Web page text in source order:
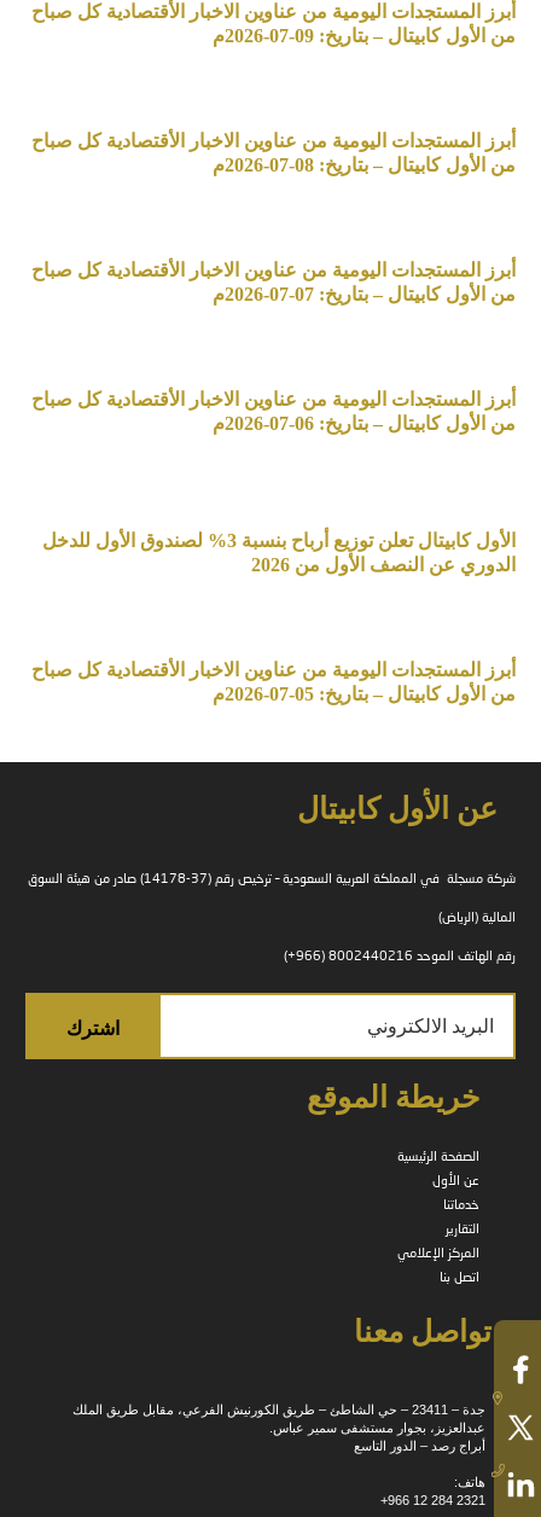
أبرز المستجدات اليومية من عناوين الاخبار الأقتصادية كل صباح
من الأول كابيتال – بتاريخ: 09-07-2026م
أبرز المستجدات اليومية من عناوين الاخبار الأقتصادية كل صباح
من الأول كابيتال – بتاريخ: 08-07-2026م
أبرز المستجدات اليومية من عناوين الاخبار الأقتصادية كل صباح
من الأول كابيتال – بتاريخ: 07-07-2026م
أبرز المستجدات اليومية من عناوين الاخبار الأقتصادية كل صباح
من الأول كابيتال – بتاريخ: 06-07-2026م
الأول كابيتال تعلن توزيع أرباح بنسبة 3% لصندوق الأول للدخل
الدوري عن النصف الأول من 2026
أبرز المستجدات اليومية من عناوين الاخبار الأقتصادية كل صباح
من الأول كابيتال – بتاريخ: 05-07-2026م
عن الأول كابيتال
شركة مسجلة في المملكة العربية السعودية – ترخيص رقم (37-14178) صادر من هيئة السوق
المالية (الرياض)
رقم الهاتف الموحد 8002440216 (966+)
خريطة الموقع
الصفحة الرئيسية
عن الأول
خدماتنا
التقارير
المركز الإعلامي
اتصل بنا
تواصل معنا
جدة – 23411 – حي الشاطئ – طريق الكورنيش الفرعي، مقابل طريق الملك
عبدالعزيز، بجوار مستشفى سمير عباس.
أبراج رصد – الدور التاسع
هاتف:
+966 12 284 2321